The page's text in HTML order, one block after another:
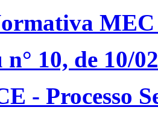
MEC
10, de 10/
- Processo